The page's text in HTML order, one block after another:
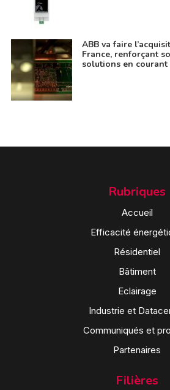
ABB va faire
France, renforçant
solutions en courant
Rubriques
Accueil
Efficacité
Résidentiel
Bâtiment
Eclairage
Industrie et
Communiqués et
Partenaires
Filières